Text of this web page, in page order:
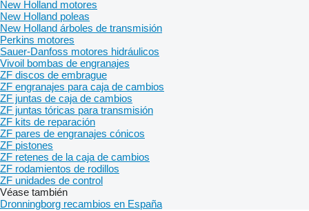
New Holland motores
New Holland poleas
New Holland árboles de transmisión
Perkins motores
Sauer-Danfoss motores hidráulicos
Vivoil bombas de engranajes
ZF discos de embrague
ZF engranajes para caja de cambios
ZF juntas de caja de cambios
ZF juntas tóricas para transmisión
ZF kits de reparación
ZF pares de engranajes cónicos
ZF pistones
ZF retenes de la caja de cambios
ZF rodamientos de rodillos
ZF unidades de control
Véase también
Dronningborg recambios en España